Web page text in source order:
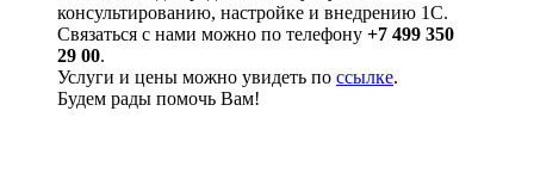
консультированию, настройке и внедрению 1С.
Связаться с нами можно по телефону +7 499 350
29 00.
Услуги и цены можно увидеть по ссылке.
Будем рады помочь Вам!